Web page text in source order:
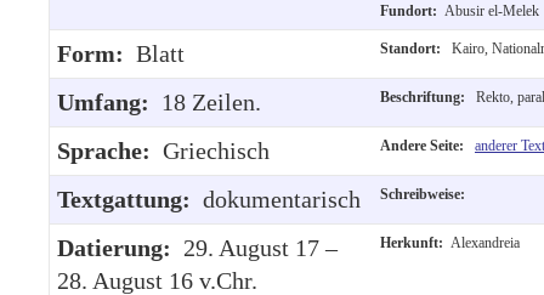
Fundort: Abusir el-Melek
Form: Blatt Standort: Kairo,
Umfang: 18 Zeilen. Beschriftung: Rekto,
Sprache: Griechisch Andere Seite: anderer Text
Textgattung: dokumentarisch Schreibweise:
Datierung: 29. August 17 –
28. August 16 v.Chr.
Herkunft: Alexandreia